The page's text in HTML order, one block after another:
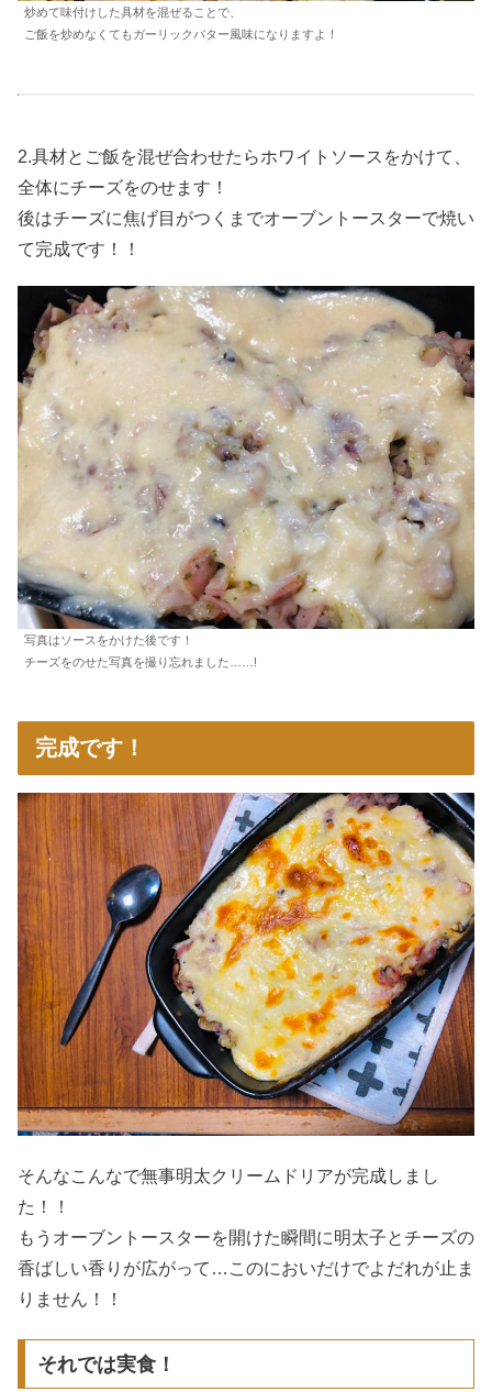
炒めて味付けした具材を混ぜることで、
ご飯を炒めなくてもガーリックバター風味になりますよ！
2.具材とご飯を混ぜ合わせたらホワイトソースをかけて、
全体にチーズをのせます！
後はチーズに焦げ目がつくまでオーブントースターで焼い
て完成です！！
写真はソースをかけた後です！
チーズをのせた写真を撮り忘れました……!
完成です！
そんなこんなで無事明太クリームドリアが完成しまし
た！！
もうオーブントースターを開けた瞬間に明太子とチーズの
香ばしい香りが広がって…このにおいだけでよだれが止ま
りません！！
それでは実食！